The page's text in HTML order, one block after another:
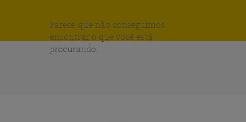
Parece que não conseguimos
encontrar o que você está
procurando.